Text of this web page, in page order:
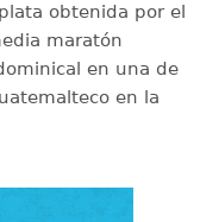
obtenida por el
maratón
en una de
en la